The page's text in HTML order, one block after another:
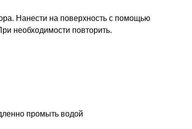
Нанести на поверхность с помощью
необходимости повторить.
промыть водой